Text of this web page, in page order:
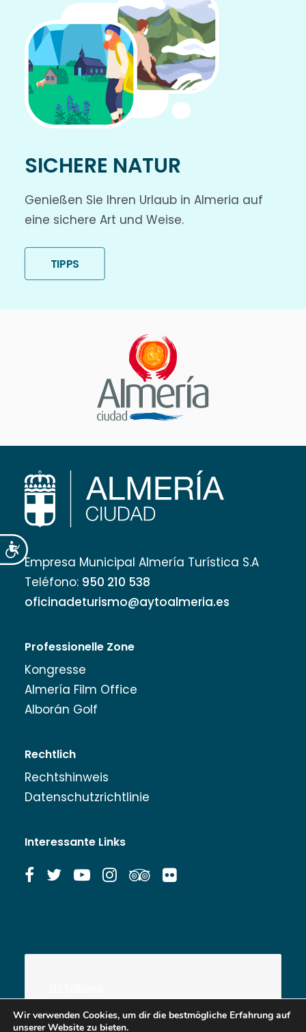
Accesibilidad
SICHERE NATUR
Genießen Sie Ihren Urlaub in Almeria auf
eine sichere Art und Weise.
TIPPS
Empresa Municipal Almería Turística S.A
Teléfono: 950 210 538
oficinadeturismo@aytoalmeria.es
Professionelle Zone
Kongresse
Almería Film Office
Alborán Golf
Rechtlich
Rechtshinweis
Datenschutzrichtlinie
Interessante Links
Wir verwenden Cookies, um dir die bestmögliche Erfahrung auf
unserer Website zu bieten.